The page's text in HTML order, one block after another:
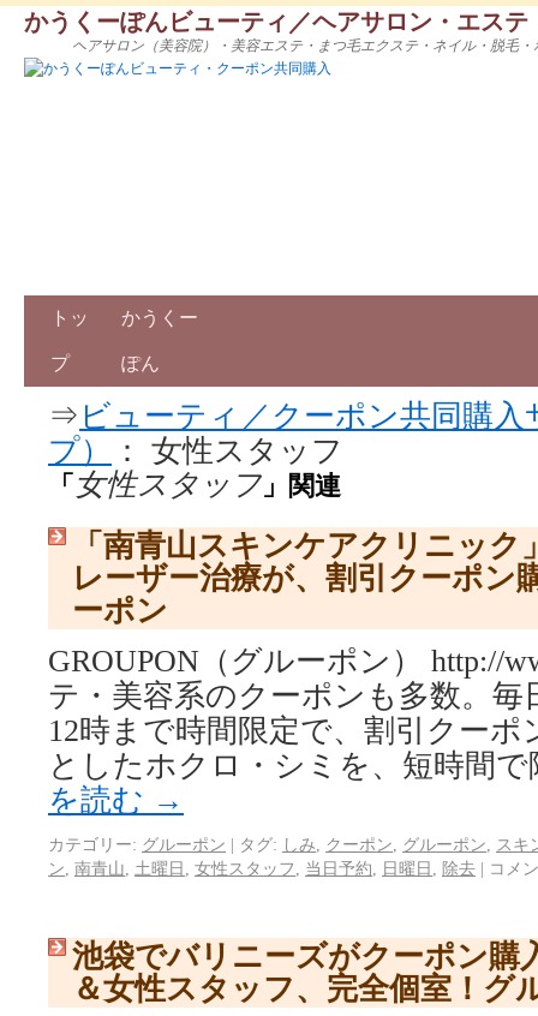
かうくーぽんビューティ／ヘアサロン・エス
ヘアサロン（美容院）・美容エステ・まつ毛エクステ・ネイル・脱毛
トッ
プ
かうくー
ぽん
⇒ ビューティ／クーポン共同購
プ）
： 女性スタッフ
「 女性スタッフ 」関連
「南青山スキンケアクリニッ
レーザー治療が、割引クーポン
ーポン
GROUPON（グルーポン） http://
テ・美容系のクーポンも多数。毎
12時まで時間限定で、割引クー
としたホクロ・シミを、短時間
を読む →
カテゴリー: グルーポン | タグ: しみ クーポン グルーポン
スキ
ン 南青山 土曜日 女性スタッフ 当日予約 日曜日 除去 | コメ
池袋でバリニーズがクーポン購
＆女性スタッフ、完全個室！グ